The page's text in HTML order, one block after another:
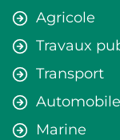
Agricole
Travaux
Transport
Automobile
Marine